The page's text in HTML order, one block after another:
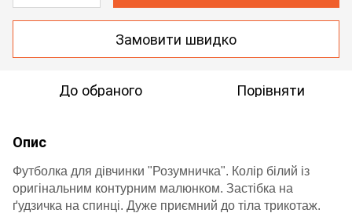
Замовити швидко
До обраного Порівняти
Опис
Футболка для дівчинки "Розумничка". Колір білий із
оригінальним контурним малюнком. Застібка на
ґудзичка на спинці. Дуже приємний до тіла трикотаж.